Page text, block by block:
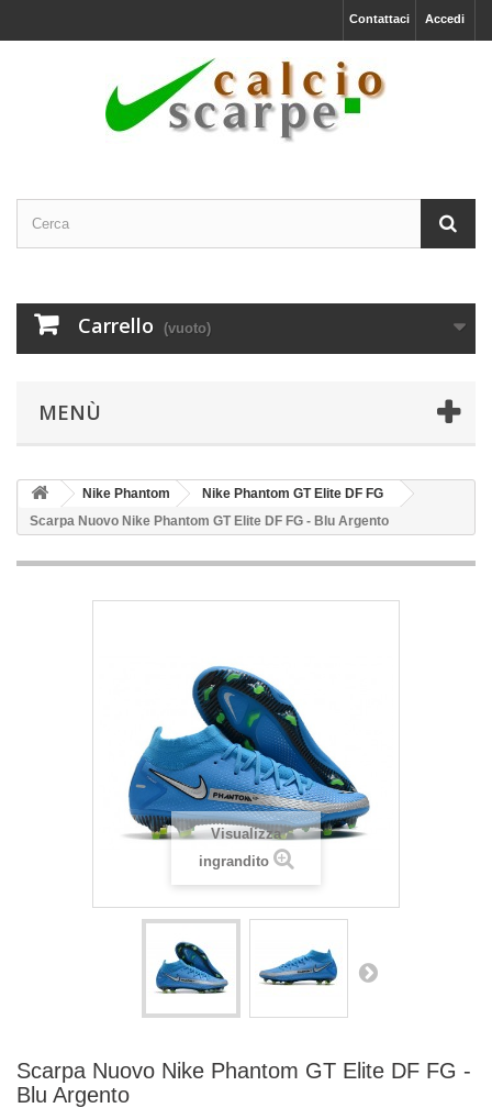
Accedi
Contattaci
Carrello (vuoto)
MENÙ
Nike Phantom
Nike Phantom GT Elite DF FG
Scarpa Nuovo Nike Phantom GT Elite DF FG - Blu Argento
Visualizza
ingrandito
Scarpa Nuovo Nike Phantom GT Elite DF FG -
Blu Argento